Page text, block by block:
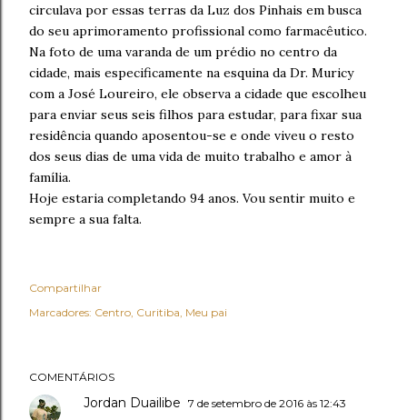
circulava por essas terras da Luz dos Pinhais em busca
do seu aprimoramento profissional como farmacêutico.
Na foto de uma varanda de um prédio no centro da
cidade, mais especificamente na esquina da Dr. Muricy
com a José Loureiro, ele observa a cidade que escolheu
para enviar seus seis filhos para estudar, para fixar sua
residência quando aposentou-se e onde viveu o resto
dos seus dias de uma vida de muito trabalho e amor à
família.
Hoje estaria completando 94 anos. Vou sentir muito e
sempre a sua falta.
Compartilhar
Marcadores: Centro Curitiba Meu pai
COMENTÁRIOS
Jordan Duailibe 7 de setembro de 2016 às 12:43